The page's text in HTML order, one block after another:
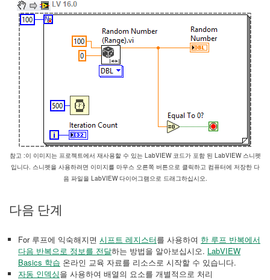
참고 :이 이미지는 프로젝트에서 재사용할 수 있는 LabVIEW 코드가 포함 된 LabVIEW 스니펫
입니다. 스니펫을 사용하려면 이미지를 마우스 오른쪽 버튼으로 클릭하고 컴퓨터에 저장한 다
음 파일을 LabVIEW 다이어그램으로 드래그하십시오.
다음 단계
For 루프에 익숙해지면 시프트 레지스터를 사용하여 한 루프 반복에서
다음 반복으로 정보를 전달하는 방법을 알아보십시오. LabVIEW
Basics 학습 온라인 교육 자료를 리소스로 시작할 수 있습니다.
자동 인덱싱을 사용하여 배열의 요소를 개별적으로 처리